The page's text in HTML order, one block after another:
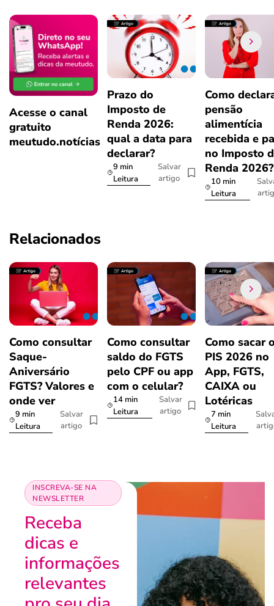
Acesse o canal
gratuito
meutudo.notícias
Prazo do
Imposto de
Renda 2026:
qual a data para
declarar?
9 min
Leitura
Salvar
artigo
Como
pensão
alimentícia
recebida e
no Imposto
Renda
10 min
Leitura
Relacionados
Como consultar
Saque-
Aniversário
FGTS? Valores e
onde ver
9 min
Leitura
Salvar
artigo
Como consultar
saldo do FGTS
pelo CPF ou app
com o celular?
14 min
Leitura
Salvar
artigo
Como sacar
PIS 2026 no
App, FGTS,
CAIXA ou
Lotéricas
7 min
Leitura
INSCREVA-SE NA
NEWSLETTER
Receba
dicas e
informações
relevantes